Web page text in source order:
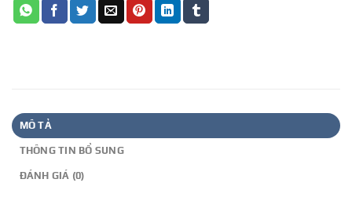
MÔ TẢ
THÔNG TIN BỔ SUNG
ĐÁNH GIÁ (0)